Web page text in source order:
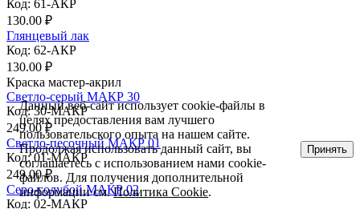
Код: 61-АКР
130.00 ₽
Глянцевый лак
Код: 62-АКР
130.00 ₽
Краска мастер-акрил
Светло-серый МАКР 30
Код: 30-МАКР
249.00 ₽
Светло-песочный МАКР 01
Код: 01-МАКР
249.00 ₽
Серо-голубой МАКР 02
Код: 02-МАКР
Данный веб-сайт использует cookie-файлы в
целях предоставления вам лучшего
пользовательского опыта на нашем сайте.
Продолжая использовать данный сайт, вы
соглашаетесь с использованием нами cookie-
файлов. Для получения дополнительной
информации см.Политика Cookie.
Принять